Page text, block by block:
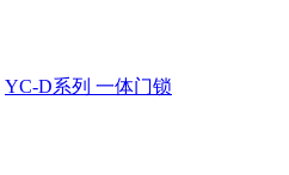
YC-D系列 一体门锁